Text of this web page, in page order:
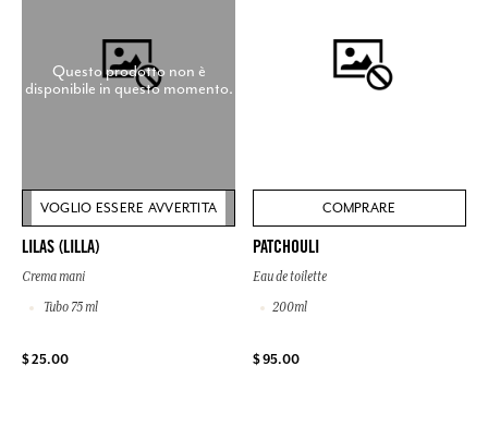
Questo prodotto non è
disponibile in questo momento.
VOGLIO ESSERE AVVERTITA
LILAS (LILLA)
Crema mani
Tubo 75 ml
$ 25.00
COMPRARE
PATCHOULI
Eau de toilette
200ml
$ 95.00